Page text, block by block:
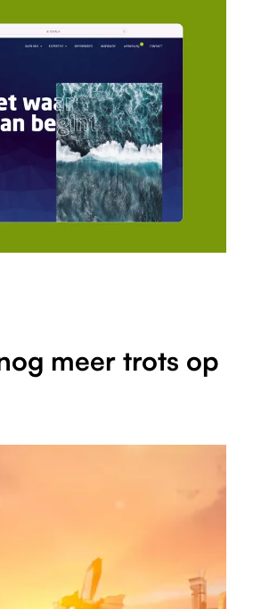
meer trots op